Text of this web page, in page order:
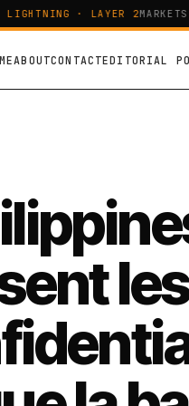
· LAYER 2 MARKETS
ABOUTCONTACTEDITORIAL